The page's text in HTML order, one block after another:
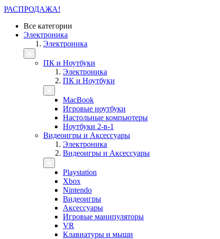
РАСПРОДАЖА!
Все категории
Электроника
Электроника
ПК и Ноутбуки
Электроника
ПК и Ноутбуки
MacBook
Игровые ноутбуки
Настольные компьютеры
Ноутбуки 2-в-1
Видеоигры и Аксессуары
Электроника
Видеоигры и Аксессуары
Playstation
Xbox
Nintendo
Видеоигры
Аксессуары
Игровые манипуляторы
VR
Клавиатуры и мыши